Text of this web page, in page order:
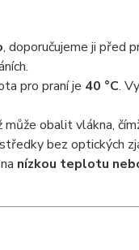
, doporučujeme ji před
pro praní je 40 °C.
může obalit vlákna,
bez optických
nízkou teplotu